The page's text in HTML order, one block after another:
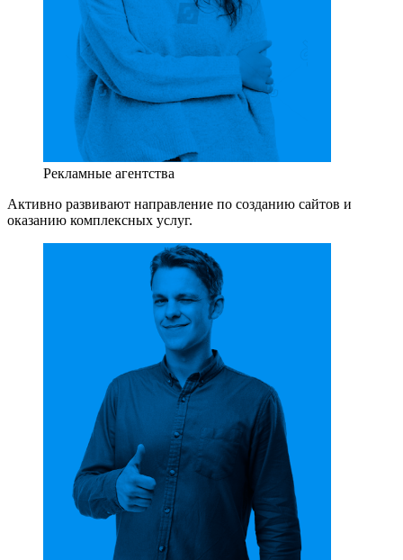
Рекламные агентства
Активно развивают направление по созданию сайтов и
оказанию комплексных услуг.